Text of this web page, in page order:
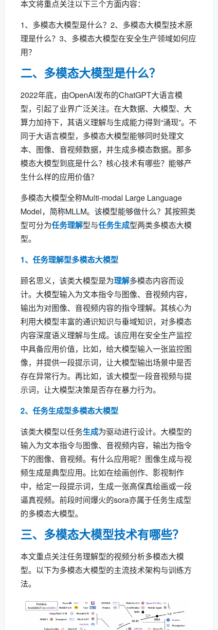
本文将重点关注以下三个方面内容：
1、多模态大模型是什么？2、多模态大模型技术原
理是什么？3、多模态大模型在安全生产领域如何应
用？
二、多模态大模型是什么？
2022年底，由OpenAI发布的ChatGPT大语言模
型，引起了业界广泛关注。在大数据、大模型、大
算力加持下，其语义理解与生成能力得到“涌现”。不
同于大语言模型，多模态大模型能够同时处理文
本、图像、音视频数据，并生成多模态数据。那多
模态大模型到底是什么？核心技术有哪些？能够产
生什么样的应用价值？
多模态大模型全称Multi-modal Large Language
Model，简称MLLM。该模型能够做什么？其按照类
型可分为任务理解型与任务生成型两类多模态大模
型。
1、任务理解型多模态大模型
顾名思义，该类大模型是为理解多模态内容而设
计。大模型输入为文本指令与图像、音视频内容，
输出为对图像、音视频内容的指令理解。其核心为
利用大模型丰富的通识知识与垂域知识，对多模态
内容深度语义理解与生成。该应用在安全生产监控
中具备应用价值，比如，给大模型输入一张监控图
像，并提供一段提示词，让大模型输出场景中是否
存在异常行为。再比如，该大模型一段音视频与提
示词，让大模型决策是否存在暴力行为。
2、任务生成型多模态大模型
该类大模型以任务生成为驱动进行设计。大模型的
输入为文本指令与图像、音视频内容，输出为指令
下的图像、音视频。有什么应用呢？图像生成与视
频生成是典型应用。比如在绘画创作、影视制作
中，给定一段提示词，生成一张高保真绘画或一段
逼真视频。前段时间爆火的sora亦属于任务生成型
的多模态大模型。
三、多模态大模型技术有哪些？
本文重点关注任务理解型的视频分析多模态大模
型。以下为多模态大模型的主流技术架构与训练方
法。